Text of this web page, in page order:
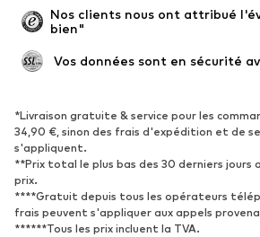
Occasions spéciales
Exclusif
Remise à neuf
Nouveautés
Tendance
Baskets
Bottines
Escarpins et talons hauts
Bottes
Sandales
Chaussures de sport
Ballerines
Nos clients nous ont attribué
bien"
Vos données sont en sécurité
*Livraison gratuite & service pour les
34,90 €, sinon des frais d'expédition et de
s'appliquent.
**Prix total le plus bas des 30 derniers jours
prix.
****Gratuit depuis tous les opérateurs
frais peuvent s'appliquer aux appels
******Tous les prix incluent la TVA.